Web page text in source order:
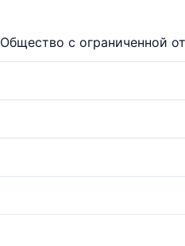
Общество с ограниченной